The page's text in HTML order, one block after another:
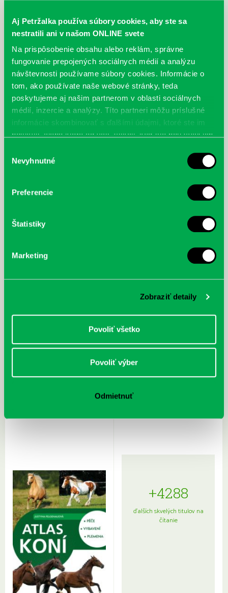
Aj Petržalka používa súbory cookies, aby ste sa
nestratili ani v našom ONLINE svete
Na prispôsobenie obsahu alebo reklám, správne
fungovanie prepojených sociálnych médií a analýzu
návštevnosti používame súbory cookies. Informácie o
tom, ako používate naše webové stránky, teda
poskytujeme aj našim partnerom v oblasti sociálnych
médií, inzercie a analýzy. Títo partneri môžu príslušné
informácie skombinovať s ďalšími údajmi, ktoré ste im
poskytli, alebo ktoré od vás získali, keď ste používali ich
súhlasu
Nevyhnutné
Preferencie
Štatistiky
Marketing
Zobraziť detaily
Povoliť všetko
Povoliť výber
Odmietnuť
cyklistu modernej doby:
Rudź, Przemyslaw: Atlas hviezd:
Hardy, Paula: Japonsko na tanieri:
+4288
ďalších skvelých titulov na
čítanie